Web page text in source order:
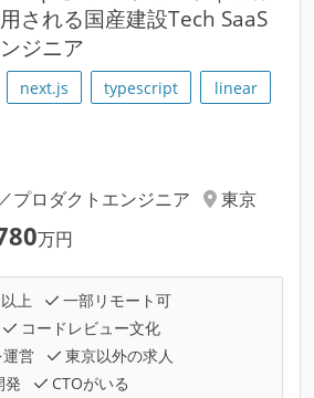
される国産建設Tech SaaS
ジニア
next.js typescript
linear
プロダクトエンジニア
東京
万円
上
一部リモート可
コードレビュー文化
営
東京以外の求人
発
CTOがいる